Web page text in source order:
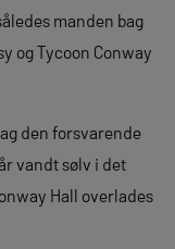
manden bag
og Tycoon Conway
den forsvarende
vandt sølv i det
Hall overlades